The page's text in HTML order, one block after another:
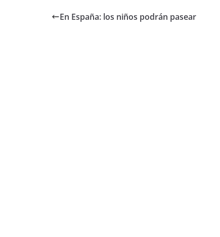
En España: los niños podrán pasear